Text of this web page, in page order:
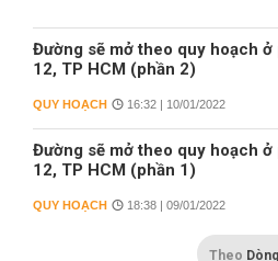
Đường sẽ mở theo quy hoạch
12, TP HCM (phần 2)
QUY HOẠCH 16:32 | 10/01/2022
Đường sẽ mở theo quy hoạch
12, TP HCM (phần 1)
QUY HOẠCH 18:38 | 09/01/2022
Theo